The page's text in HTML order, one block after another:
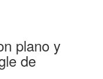
plano y
de